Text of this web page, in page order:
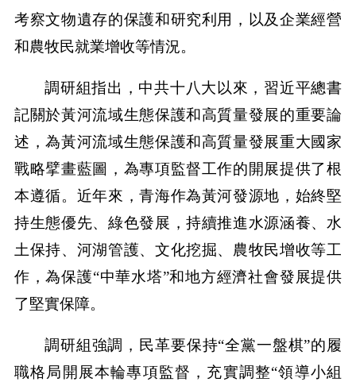
考察文物遺存的保護和研究利用，以及企業經營
和農牧民就業增收等情況。
調研組指出，中共十八大以來，習近平總書
記關於黃河流域生態保護和高質量發展的重要論
述，為黃河流域生態保護和高質量發展重大國家
戰略擘畫藍圖，為專項監督工作的開展提供了根
本遵循。近年來，青海作為黃河發源地，始終堅
持生態優先、綠色發展，持續推進水源涵養、水
土保持、河湖管護、文化挖掘、農牧民增收等工
作，為保護“中華水塔”和地方經濟社會發展提供
了堅實保障。
調研組強調，民革要保持“全黨一盤棋”的履
職格局開展本輪專項監督，充實調整“領導小組